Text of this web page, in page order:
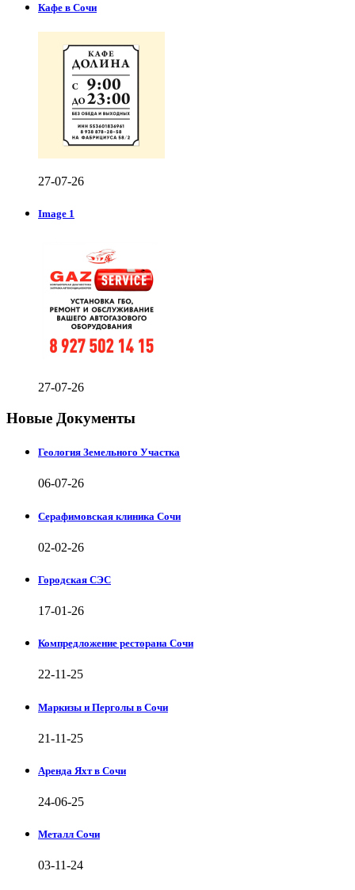
Кафе в Сочи
27-07-26
Image 1
27-07-26
Новые Документы
Геология Земельного Участка
06-07-26
Серафимовская клиника Сочи
02-02-26
Городская СЭС
17-01-26
Компредложение ресторана Сочи
22-11-25
Маркизы и Перголы в Сочи
21-11-25
Аренда Яхт в Сочи
24-06-25
Металл Сочи
03-11-24